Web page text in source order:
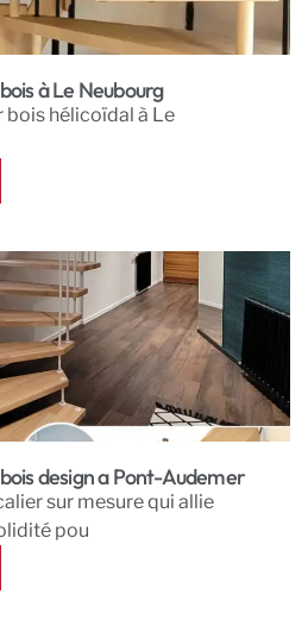
à Le Neubourg
bois hélicoïdal à Le
design a Pont-Audemer
sur mesure qui allie
pou